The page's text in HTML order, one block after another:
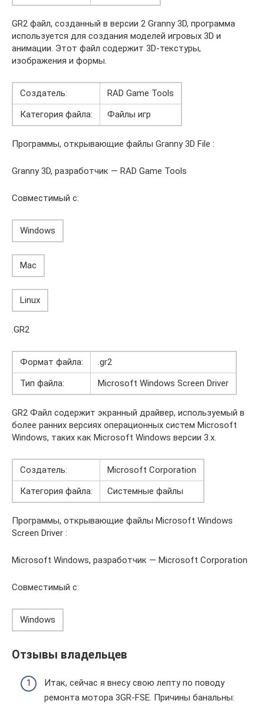
GR2 файл, созданный в версии 2 Granny 3D, программа
используется для создания моделей игровых 3D и
анимации. Этот файл содержит 3D-текстуры,
изображения и формы.
Создатель:
RAD Game Tools
Категория файла:
Файлы игр
Программы, открывающие файлы Granny 3D File :
Granny 3D, разработчик — RAD Game Tools
Совместимый с:
Windows
Mac
Linux
.GR2
Формат файла:
.gr2
Тип файла:
Microsoft Windows Screen Driver
GR2 Файл содержит экранный драйвер, используемый в
более ранних версиях операционных систем Microsoft
Windows, таких как Microsoft Windows версии 3.x.
Создатель:
Microsoft Corporation
Категория файла:
Системные файлы
Программы, открывающие файлы Microsoft Windows
Screen Driver :
Microsoft Windows, разработчик — Microsoft Corporation
Совместимый с:
Windows
Отзывы владельцев
Итак, сейчас я внесу свою лепту по поводу
ремонта мотора 3GR-FSE. Причины банальны: